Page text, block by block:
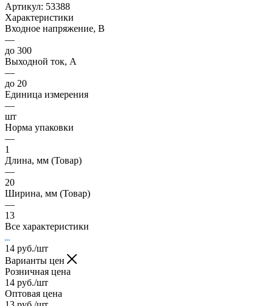
Артикул: 53388
Характеристики
Входное напряжение, В
—
до 300
Выходной ток, А
—
до 20
Единица измерения
—
шт
Норма упаковки
—
1
Длина, мм (Товар)
—
20
Ширина, мм (Товар)
—
13
Все характеристики
14 руб./шт
Варианты цен
Розничная цена
14 руб./шт
Оптовая цена